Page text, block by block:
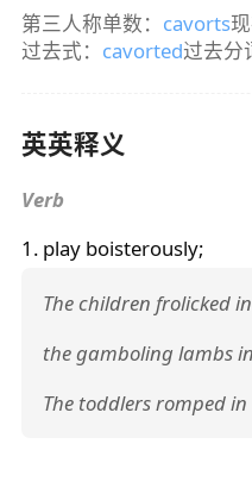
第三人称单数： cavorts
过去式： cavorted过去分
英英释义
Verb
1. play boisterously;
The children frolicked
the gamboling lambs
The toddlers romped